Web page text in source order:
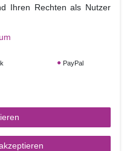
Zucker
0g 0g 0g
Ihren Rechten als Nutzer
PayPal